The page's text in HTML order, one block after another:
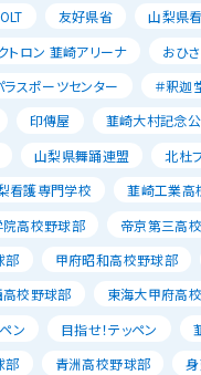
友好県省
山梨県
トロン 韮崎アリーナ
おひ
ラスポーツセンター
＃釈迦
印傳屋 韮崎大村記念
山梨県舞踊連盟
北杜
看護専門学校
韮崎工業高
高校野球部
帝京第三高
部
甲府昭和高校野球部
高校野球部
東海大甲府高
ン
目指せ！テッペン
部
青洲高校野球部